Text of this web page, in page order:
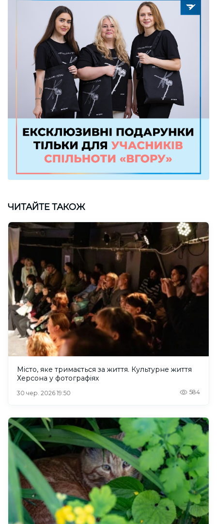
ЧИТАЙТЕ ТАКОЖ
Місто, яке тримається за життя. Культурне життя
Херсона у фотографіях
30 чер. 2026 19:50 584